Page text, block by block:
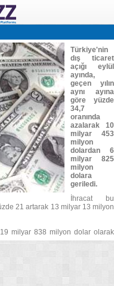
Türkiye'nin
dış ticaret
açığı eylül
ayında,
geçen yılın
aynı ayına
göre yüzde
34,7
oranında
azalarak 10
milyar 453
milyon
dolardan 6
milyar 825
milyon
dolara
geriledi.
İhracat bu
21 artarak 13 milyar 13 milyon
milyar 838 milyon dolar olarak